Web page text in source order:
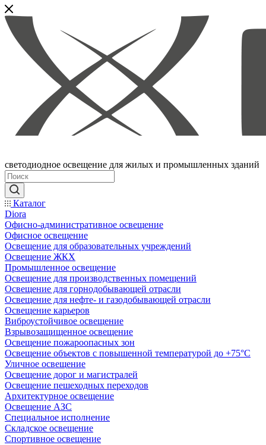
светодиодное освещение для жилых и промышленных зданий
Каталог
Diora
Офисно-административное освещение
Офисное освещение
Освещение для образовательных учреждений
Освещение ЖКХ
Промышленное освещение
Освещение для производственных помещений
Освещение для горнодобывающей отрасли
Освещение для нефте- и газодобывающей отрасли
Освещение карьеров
Виброустойчивое освещение
Взрывозащищенное освещение
Освещение пожароопасных зон
Освещение объектов с повышенной температурой до +75°C
Уличное освещение
Освещение дорог и магистралей
Освещение пешеходных переходов
Архитектурное освещение
Освещение АЗС
Специальное исполнение
Складское освещение
Спортивное освещение